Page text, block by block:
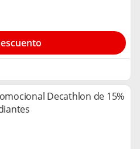
Decathlon de 15%